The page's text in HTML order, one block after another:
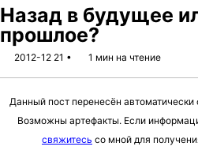
m
n
t
o
t
Назад в будущее
прошлое?
2012-12 21 1 мин на чтение
Данный пост перенесён
Возможны артефакты. Если
свяжитесь со мной для